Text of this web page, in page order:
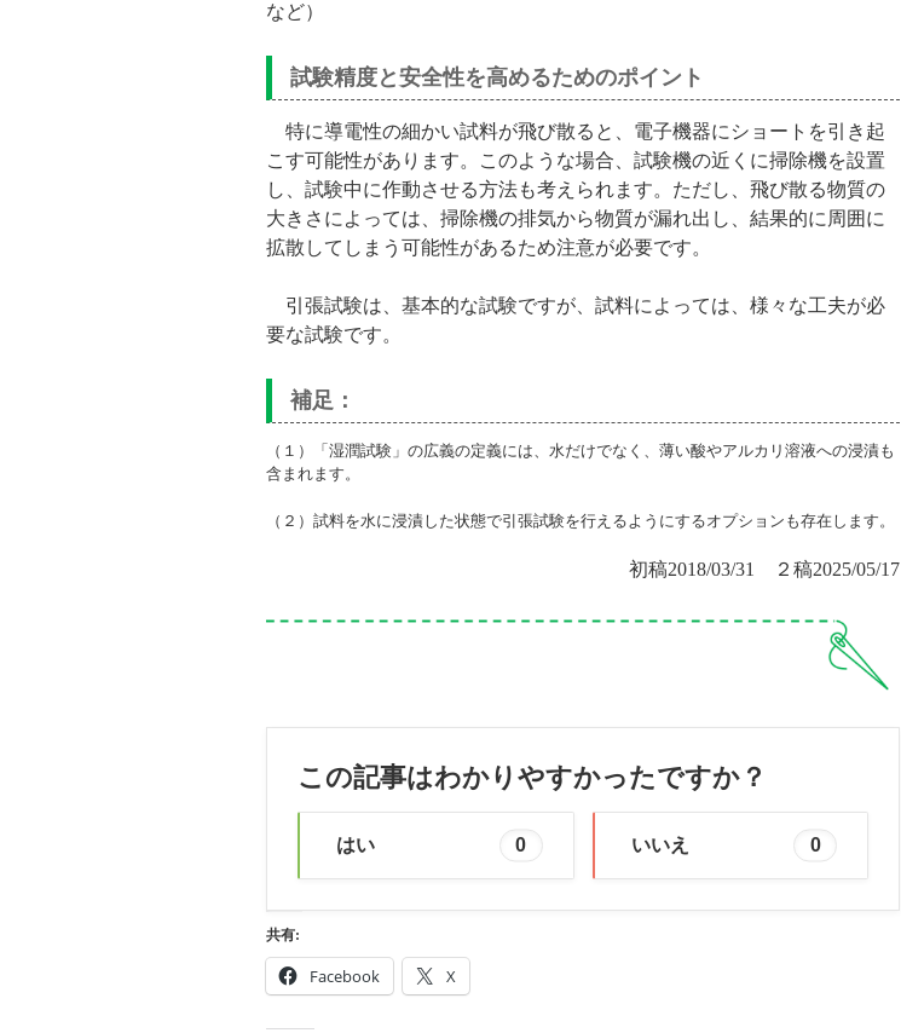
など）
試験精度と安全性を高めるためのポイント
特に導電性の細かい試料が飛び散ると、電子機器にショートを引き起
こす可能性があります。このような場合、試験機の近くに掃除機を設置
し、試験中に作動させる方法も考えられます。ただし、飛び散る物質の
大きさによっては、掃除機の排気から物質が漏れ出し、結果的に周囲に
拡散してしまう可能性があるため注意が必要です。
引張試験は、基本的な試験ですが、試料によっては、様々な工夫が必
要な試験です。
補足：
（１）「湿潤試験」の広義の定義には、水だけでなく、薄い酸やアルカリ溶液への浸漬も
含まれます。
（２）試料を水に浸漬した状態で引張試験を行えるようにするオプションも存在します。
初稿2018/03/31 ２稿2025/05/17
この記事はわかりやすかったですか？
はい 0 いいえ 0
共有:
Facebook X